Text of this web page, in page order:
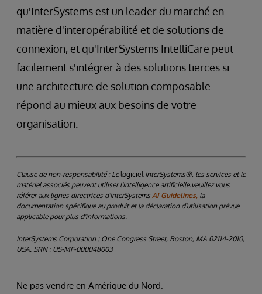
qu'InterSystems est un leader du marché en
matière d'interopérabilité et de solutions de
connexion, et qu'InterSystems IntelliCare peut
facilement s'intégrer à des solutions tierces si
une architecture de solution composable
répond au mieux aux besoins de votre
organisation.
Clause de non-responsabilité : Lelogiciel InterSystems®, les services et le
matériel associés peuvent utiliser l'intelligence artificielle.veuillez vous
référer aux lignes directrices d'InterSystems AI Guidelines, la
documentation spécifique au produit et la déclaration d'utilisation prévue
applicable pour plus d'informations.
InterSystems Corporation : One Congress Street, Boston, MA 02114-2010,
USA. SRN : US-MF-000048003
Ne pas vendre en Amérique du Nord.